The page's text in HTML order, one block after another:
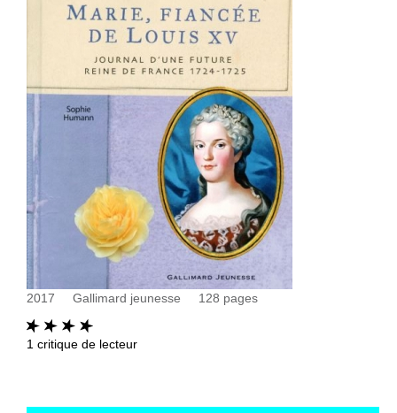
Thématiques
2017 Gallimard jeunesse 128 pages
1 critique de lecteur